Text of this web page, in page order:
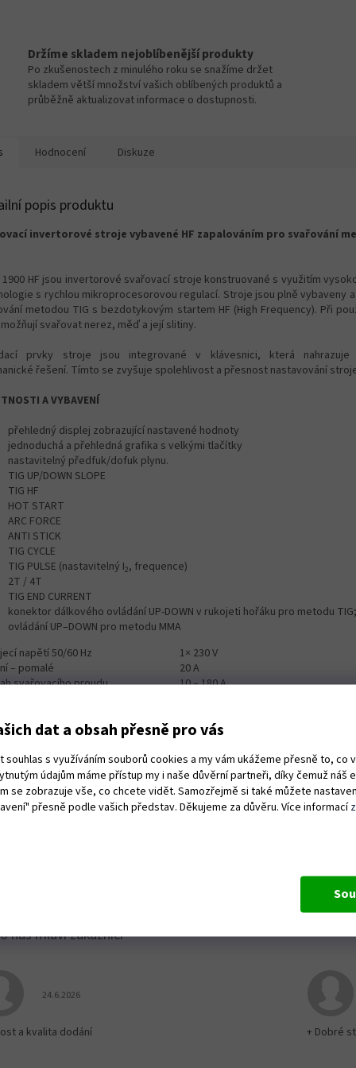
dat a obsah přesně pro vás
souhlas s využíváním souborů cookies a my vám ukážeme přesně to, co
údajům máme přístup my i naše důvěrní partneři, díky čemuž náš
se zobrazuje vše, co chcete vidět. Samozřejmě si také můžete
přesně podle vašich představ. Děkujeme za důvěru. Více informací
Držíme skladem nejoblíbenější produkty
Po zkušenostech z minulého roku se snažíme držet
skladem větší množství vašich oblíbených produktů a
průběžně aktualizovat informace o dostupnosti.
Hodnocení Diskuze
popis produktu
invertorové stroje vybavené HF zapalováním pro svařování
1900 HF jsou invertorové svařovací stroje konstruované s využitím
s rychlou mikroprocesorovou regulací. Stroje jsou plně vybaveny
metodou TIG s bezdotykovým startem HF (High Frequency). Při
svařovat nerez, měď a její slitiny.
prvky stroje jsou integrované v klávesnici, která nahrazuje
řešení. Tímto se zvyšuje spolehlivost a přesnost nastavování
A VYBAVENÍ
přehledný displej zobrazující nastavené hodnoty
jednoduchá a přehledná grafika s velkými tlačítky
nastavitelný předfuk/dofuk plynu.
TIG UP/DOWN SLOPE
TIG HF
HOT START
ARC FORCE
ANTI STICK
TIG CYCLE
TIG PULSE (nastavitelný I2, frequence)
2T / 4T
TIG END CURRENT
konektor dálkového ovládání UP-DOWN v rukojeti hořáku pro metodu
ovládání UP–DOWN pro metodu MMA
napětí 50/60 Hz
1× 230 V
– pomalé
20 A
svařovacího proudu
10 – 180 A
při max. I
45 %
na prázdno
88 V
IP 23 S
pro připojení svařovacího hořáku35–50
245 × 143 × 390 mm
Hodnocení obchodu je 5 z 5 hvězdiček.
24.6.2026
a kvalita dodání + Dobré